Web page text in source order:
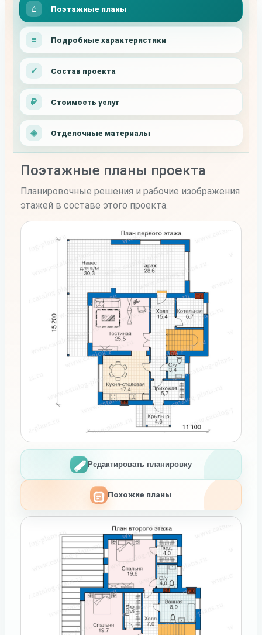
Поэтажные планы
Подробные характеристики
Состав проекта
Стоимость услуг
Отделочные материалы
Поэтажные планы проекта
Планировочные решения и рабочие изображения
этажей в составе этого проекта.
Редактировать планировку
Похожие планы